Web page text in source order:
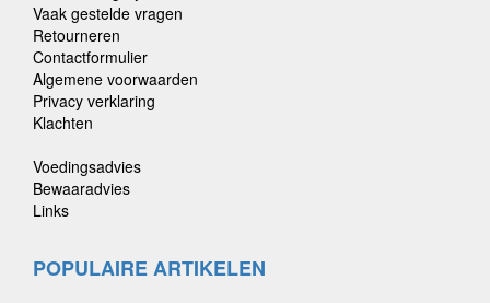
Vaak gestelde vragen
Retourneren
Contactformulier
Algemene voorwaarden
Privacy verklaring
Klachten
Voedingsadvies
Bewaaradvies
Links
POPULAIRE ARTIKELEN